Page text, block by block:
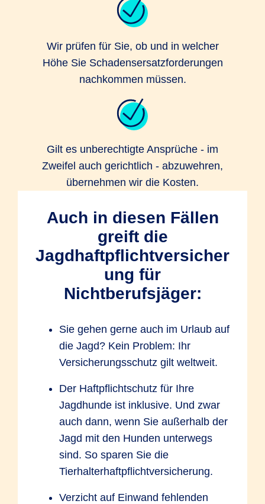
Wir prüfen für Sie, ob und in welcher
Höhe Sie Schadensersatzforderungen
nachkommen müssen.
Gilt es unberechtigte Ansprüche - im
Zweifel auch gerichtlich - abzuwehren,
übernehmen wir die Kosten.
Auch in diesen Fällen
greift die
Jagdhaftpflichtversicher
ung für
Nichtberufsjäger:
Sie gehen gerne auch im Urlaub auf
die Jagd? Kein Problem: Ihr
Versicherungsschutz gilt weltweit.
Der Haftpflichtschutz für Ihre
Jagdhunde ist inklusive. Und zwar
auch dann, wenn Sie außerhalb der
Jagd mit den Hunden unterwegs
sind. So sparen Sie die
Tierhalterhaftpflichtversicherung.
Verzicht auf Einwand fehlenden